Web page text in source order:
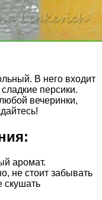
В него входит
персики.
вечеринки,
аромат.
не стоит забывать
скушать